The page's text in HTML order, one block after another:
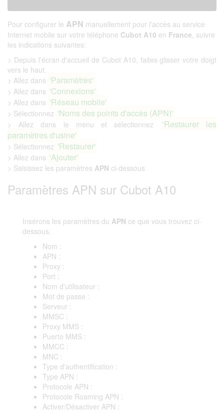
Pour configurer le APN manuellement pour l'accès au service
Internet mobile sur votre téléphone Cubot A10 en France, suivre
les indications suivantes:
> Depuis l'écran d'accueil de Cubot A10, faites glisser votre doigt
vers le haut.
> Allez dans 'Paramètres'
> Allez dans 'Connexions'
> Allez dans 'Réseau mobile'
> Sélectionnez 'Noms des points d'accès (APN)'
> Allez dans le menu et sélectionnez
'Restaurer les
paramètres d'usine'
> Sélectionnez 'Restaurer'
> Allez dans 'Ajouter'
> Saisissez les paramètres APN ci-dessous
Paramètres APN sur Cubot A10
Insérons les paramètres du APN ce que vous trouvez ci-
dessous.
Nom :
APN :
Proxy :
Port :
Nom d'utilisateur :
Mot de passe :
Serveur :
MMSC :
Proxy MMS :
Puerto MMS :
MMCC :
MNC :
Type d'authentification :
Type APN :
Protocole APN :
Protocole Roaming APN :
Activer/Désactiver APN :